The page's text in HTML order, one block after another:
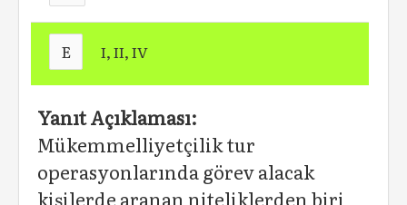
E I, II, IV
Yanıt Açıklaması:
Mükemmelliyetçilik tur
operasyonlarında görev alacak
kişilerde aranan niteliklerden biri